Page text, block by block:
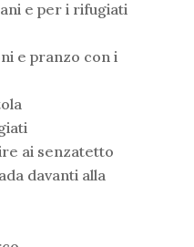
e per i rifugiati
e pranzo con i
ai senzatetto
davanti alla